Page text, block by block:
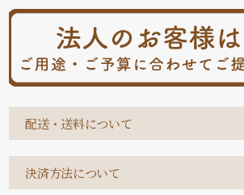
配送・送料について
決済方法について